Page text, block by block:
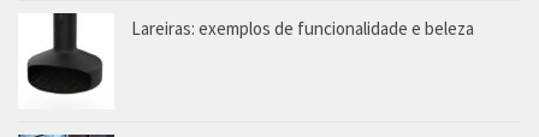
Lareiras: exemplos de funcionalidade e beleza